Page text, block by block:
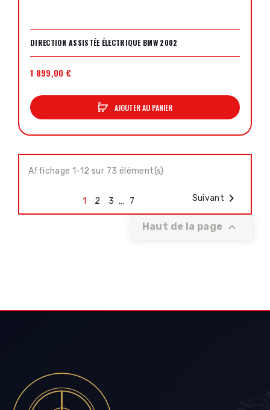
DIRECTION ASSISTÉE ÉLECTRIQUE BMW 2002
1 899,00 €
AJOUTER AU PANIER
Affichage 1-12 sur 73 élément(s)
1 2 3 … 7 Suivant 
Haut de la page 